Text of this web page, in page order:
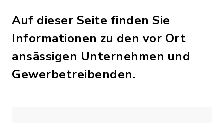
Auf dieser Seite finden Sie
Informationen zu den vor Ort
ansässigen Unternehmen und
Gewerbetreibenden.